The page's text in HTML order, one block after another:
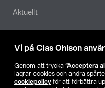
Vi på Clas Ohlson
Genom att trycka ”Acceptera
lagrar cookies och andra
cookiepolicy för att förbättra
Aktuellt